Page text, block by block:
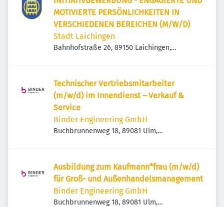
MOTIVIERTE PERSÖNLICHKEITEN IN
VERSCHIEDENEN BEREICHEN (M/W/D)
Stadt Laichingen
Bahnhofstraße 26, 89150 Laichingen,
Technischer Vertriebsmitarbeiter
(m/w/d) im Innendienst – Verkauf &
Service
Binder Engineering GmbH
Buchbrunnenweg 18, 89081 Ulm,
Ausbildung zum Kaufmann*frau (m/w/d)
für Groß- und Außenhandelsmanagement
Binder Engineering GmbH
Buchbrunnenweg 18, 89081 Ulm,